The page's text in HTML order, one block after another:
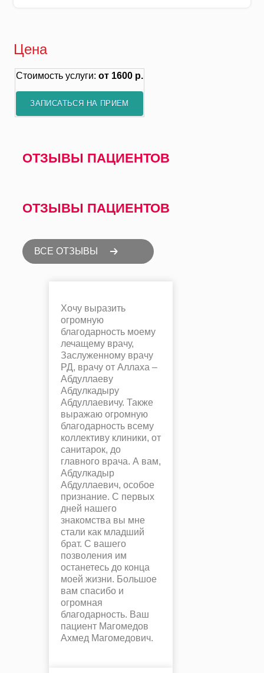
Цена
Стоимость услуги: от 1600 р.
ЗАПИСАТЬСЯ НА ПРИЕМ
ОТЗЫВЫ ПАЦИЕНТОВ
ОТЗЫВЫ ПАЦИЕНТОВ
ВСЕ ОТЗЫВЫ
Хочу выразить
огромную
благодарность моему
лечащему врачу,
Заслуженному врачу
РД, врачу от Аллаха –
Абдуллаеву
Абдулкадыру
Абдуллаевичу. Также
выражаю огромную
благодарность всему
коллективу клиники, от
санитарок, до
главного врача. А вам,
Абдулкадыр
Абдуллаевич, особое
признание. С первых
дней нашего
знакомства вы мне
стали как младший
брат. С вашего
позволения им
останетесь до конца
моей жизни. Большое
вам спасибо и
огромная
благодарность. Ваш
пациент Магомедов
Ахмед Магомедович.